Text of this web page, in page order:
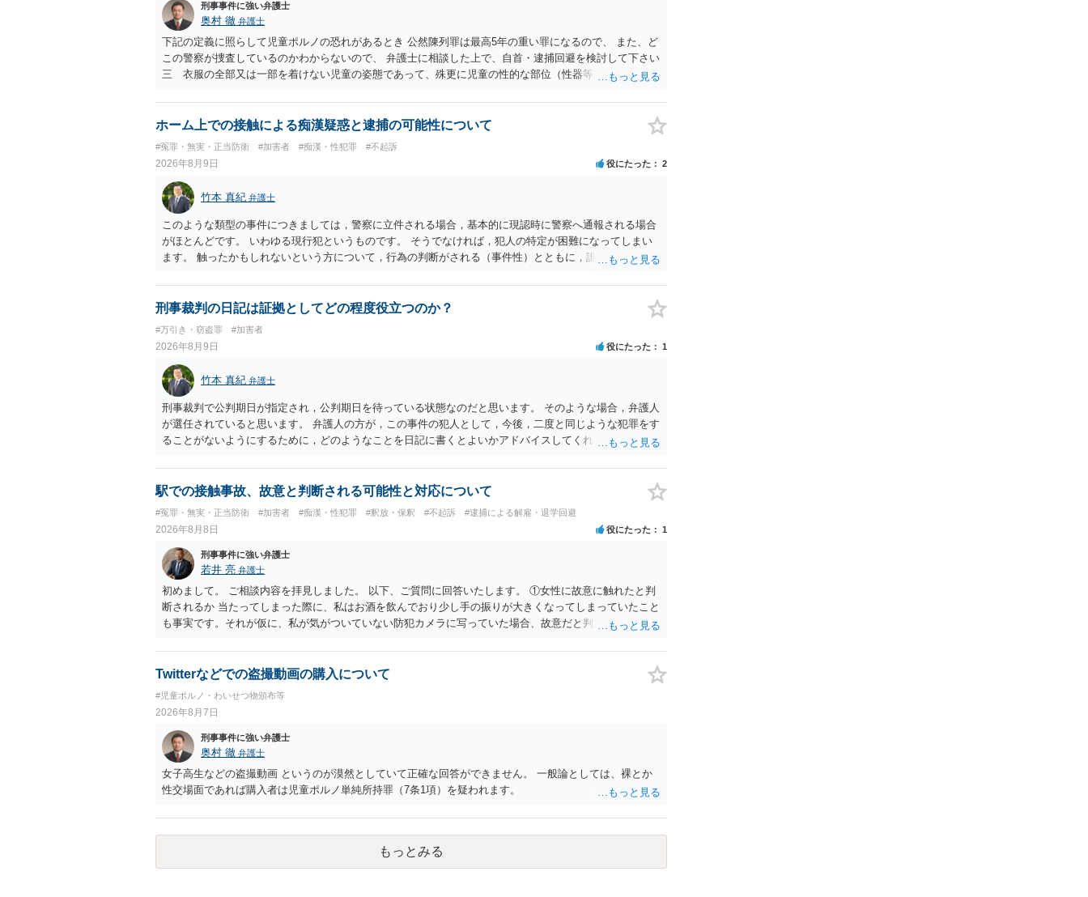
刑事事件に強い弁護士
奥村 徹 弁護士
下記の定義に照らして児童ポルノの恐れがあるとき 公然陳列罪は最高5年の重い罪になるので、 また、ど
この警察が捜査しているのかわからないので、 弁護士に相談した上で、自首・逮捕回避を検討して下さい
三 衣服の全部又は一部を着けない児童の姿態であって、殊更に児童の性的な部位（性器等若しくはその
又は刺激するもの
ホーム上での接触による痴漢疑惑と逮捕の可能性について
#冤罪・無実・正当防衛 #加害者 #痴漢・性犯罪 #不起訴
2026年8月9日 役にたった 2
竹本 真紀 弁護士
このような類型の事件につきましては，警察に立件される場合，基本的に現認時に警察へ通報される場合
がほとんどです。 いわゆる現行犯というものです。 そうでなければ，犯人の特定が困難になってしまい
ます。 触ったかもしれないという方について，行為の判断がされる（事件性）とともに，誰の行為かの判
することができません。もちろん，常習性が顕著で，既に前科を有していて警察に把握されていれば別で
すが，そのような方は，このような場所に質問を掲げてくることはありません。心配・不安になることは
性が特定されることはありません。したがって，自分が犯人であるとされることはないのです。ですか
ら，相談者の場合は，大丈夫です。安心してください。それでは，①～③に答えます。 ①について 腕の
動き，女性への向かい方をみれば，酔っていて偶然の出来事か，意図的に偶然を装うように触ったのか
は，わかります。触る瞬間ではなくて，触るまでの状況の方が重要です。酔っていてふらついていたので
あれば，そのときだけふらついているわけではありません。腕の振り方も，そのときだけ偶然大きくなる
わけではありません。ですから，本件では，意図的だと疑われることはないと思います。その雰囲気は，
当たってしまった女性にも伝わっていたのでしょう。ですから大丈夫です。なお，故意は，主観面の話な
ので，防犯カメラの映像で決められることはありません。本人の話（故意を否認する話）が実際の状況と
矛盾しないかだけの話です。 ②について 犯人性が特定できませんから，逮捕や呼出の可能性はないと思
います。 ③について ②がないので，③はそもそもないことが前提なので，期間も考えなくて大丈夫で
す。 というわけで，本件は大丈夫ですから，今後，同じような不安に襲われることがないように気をつけ
てくださいね。それが一番大事です。
刑事裁判の日記は証拠としてどの程度役立つのか？
#万引き・窃盗罪 #加害者
2026年8月9日 役にたった 1
竹本 真紀 弁護士
刑事裁判で公判期日が指定され，公判期日を待っている状態なのだと思います。 そのような場合，弁護人
が選任されていると思います。 弁護人の方が，この事件の犯人として，今後，二度と同じような犯罪をす
ることがないようにするために，どのようなことを日記に書くとよいかアドバイスしてくれると思いま
するわけではないかもしれませんが，「裁判において証拠として利用できる可能性があれば」と考えてい
るのであれば，本件について証拠も見て内容を把握している，弁護人の方と相談して書く内容を打ち合わ
能力に影響する話ではなく情状に関しての話になると思いますので，弁護人の方と相談してみましょう。
駅での接触事故、故意と判断される可能性と対応について
#冤罪・無実・正当防衛 #加害者 #痴漢・性犯罪 #釈放・保釈 #不起訴 #逮捕による解雇・退学回避
2026年8月8日 役にたった 1
刑事事件に強い弁護士
若井 亮 弁護士
初めまして。 ご相談内容を拝見しました。 以下、ご質問に回答いたします。 ①女性に故意に触れたと判
断されるか 当たってしまった際に、私はお酒を飲んでおり少し手の振りが大きくなってしまっていたこと
も事実です。それが仮に、私が気がついていない防犯カメラに写っていた場合、故意だと判定されやすい
の可能性 この行為により、痴漢やその他の犯罪を犯したとして、逮捕、呼び出しされる可能性はどれほど
でしょうか？ 誤って当たってしまっただけであり、さらにその場で女性等のアクションが無かったことか
ほどの期間逮捕呼び出しの可能性があると考えれば良いのでしょうか？ 逮捕や呼び出しの可能性は極めて
低いと思います。 連絡が来ることはないでしょう。
Twitterなどでの盗撮動画の購入について
#児童ポルノ・わいせつ物頒布等
2026年8月7日
刑事事件に強い弁護士
奥村 徹 弁護士
女子高生などの盗撮動画 というのが漠然としていて正確な回答ができません。 一般論としては、裸とか
性交場面であれば購入者は児童ポルノ単純所持罪（7条1項）を疑われます。
もっとみる